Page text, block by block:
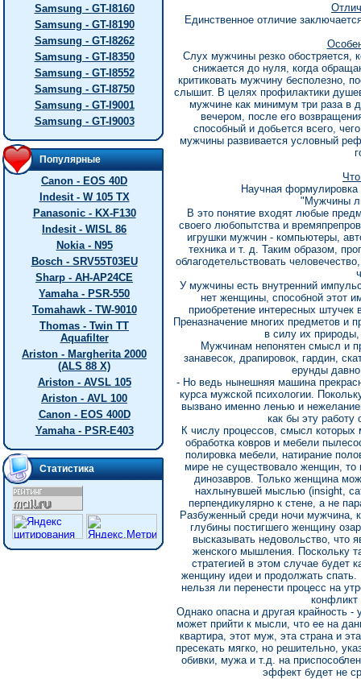
Samsung - GT-I8160
Samsung - GT-I8190
Samsung - GT-I8262
Samsung - GT-I8350
Samsung - GT-I8552
Samsung - GT-I8750
Samsung - GT-I9001
Samsung - GT-I9003
Популярные
Canon - EOS 40D
Indesit - W 105 TX
Panasonic - KX-F130
Indesit - WISL 86
Nokia - N95
Bosch - SRV55T03EU
Sharp - AH-AP24CE
Yamaha - PSR-550
Tomahawk - TW-9010
Thomas - Twin TT
Aquafilter
Ariston - Margherita 2000
(ALS 88 X)
Ariston - AVSL 105
Ariston - AVL 100
Canon - EOS 400D
Yamaha - PSR-E403
Статистика
Единственное отличие
Слух мужчины резко обостряется,
снижается до нуля, когда
критиковать мужчину бесполезно,
слышит. В целях профилактики
мужчине как минимум три раза в
вечером, после его
способный и добьется всего,
мужчины развивается условный
Научная
"Мужчины
В это понятие входят любые
своего любопытства и
игрушки мужчин - компьютеры,
техника и т. д. Таким образом,
облагодетельствовать
У мужчины есть внутренний
нет женщины, способной этот
приобретение интересных
Преназначение многих предметов и
в силу их природы,
Мужчинам непонятен смысл и
занавесок, драпировок, гардин,
ерунды
- Но ведь нынешняя машина
курса мужской психологии.
вызвано именно ленью и
как бы эту работу
К числу процессов, смысл которых
обработка ковров и мебели
полировка мебели, натирание
мире не существовало женщин, то
динозавров. Только женщина
нахлынувшей мыслью (insight,
перпендикулярно к стене, а не
Разбуженный среди ночи мужчина,
глубины постигшего женщину
высказывать недовольство, что
женского мышления. Поскольку
стратегией в этом случае будет
женщину идеи и продолжать
нельзя ли перенести процесс на
Однако опасна и другая крайность
может прийти к мысли, что ее на
квартира, этот муж, эта страна и
пресекать мягко, но решительно,
обивки, мужа и т.д. на
эффект будет не